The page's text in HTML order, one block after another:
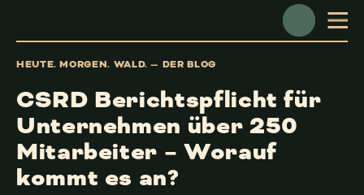
HEUTE. MORGEN. WALD. — DER BLOG
CSRD Berichtspflicht für
Unternehmen über 250
Mitarbeiter – Worauf
kommt es an?